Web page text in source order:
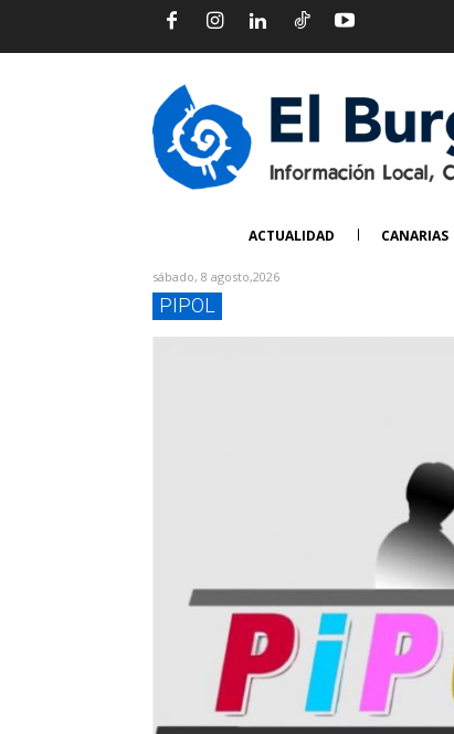
ACTUALIDAD CANARIAS
sábado, 8 agosto,2026
PIPOL